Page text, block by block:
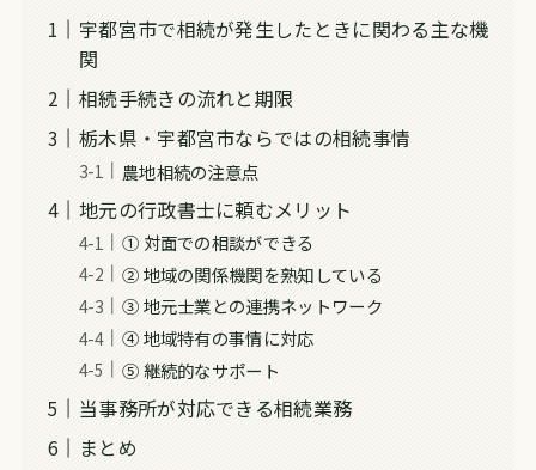
宇都宮市で相続が発生したときに関わる主な機
関
相続手続きの流れと期限
栃木県・宇都宮市ならではの相続事情
農地相続の注意点
地元の行政書士に頼むメリット
① 対面での相談ができる
② 地域の関係機関を熟知している
③ 地元士業との連携ネットワーク
④ 地域特有の事情に対応
⑤ 継続的なサポート
当事務所が対応できる相続業務
まとめ